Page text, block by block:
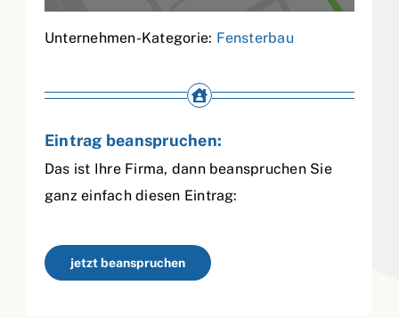
Unternehmen-Kategorie: Fensterbau
Eintrag beanspruchen:
Das ist Ihre Firma, dann beanspruchen Sie
ganz einfach diesen Eintrag:
jetzt beanspruchen